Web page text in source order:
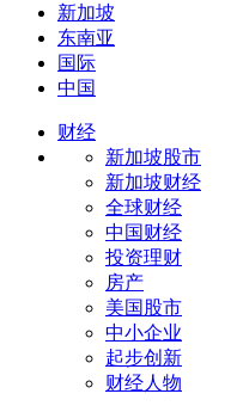
新加坡
东南亚
国际
中国
财经
新加坡股市
新加坡财经
全球财经
中国财经
投资理财
房产
美国股市
中小企业
起步创新
财经人物